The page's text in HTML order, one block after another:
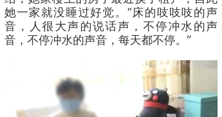
她一家就没睡过好觉。“床的吱吱吱的声
音，人很大声的说话声，不停冲水的声
音，不停冲水的声音，每天都不停。”